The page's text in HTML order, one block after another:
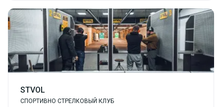
STVOL
СПОРТИВНО СТРЕЛКОВЫЙ КЛУБ